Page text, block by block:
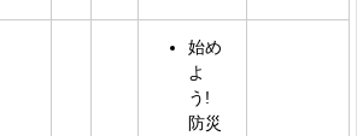
始め
よ
う!
防災